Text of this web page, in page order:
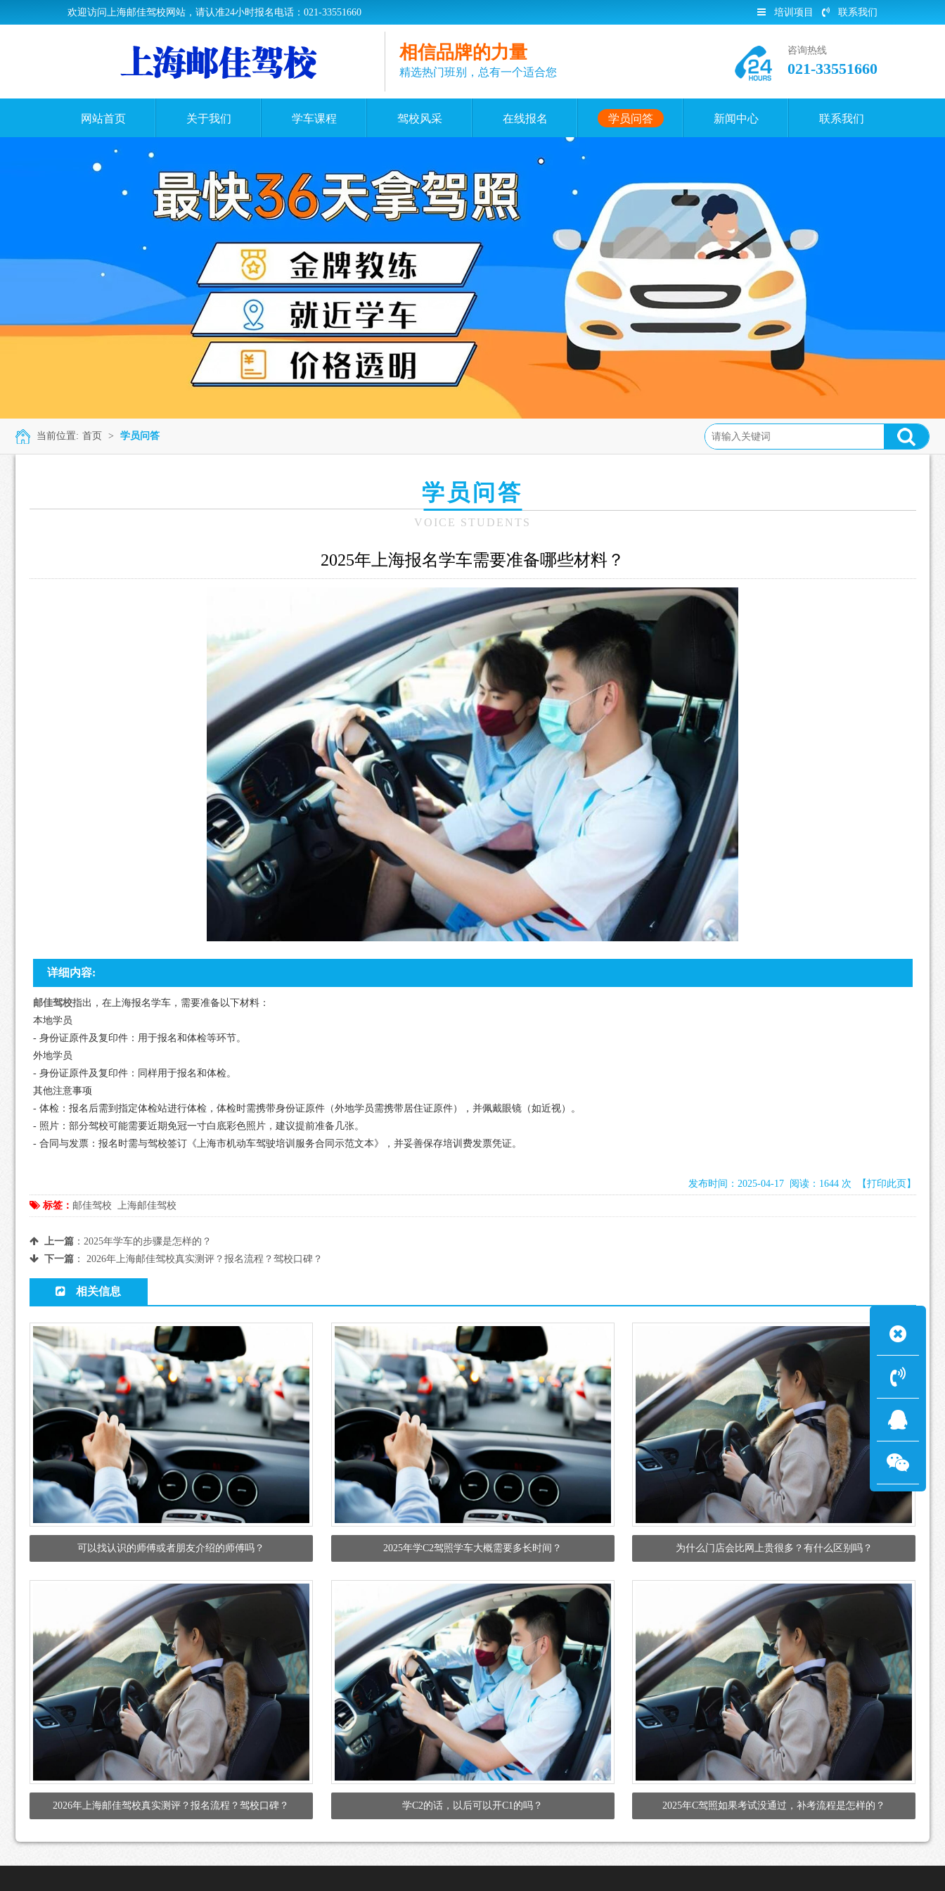
欢迎访问上海邮佳驾校网站，请认准24小时报名电话：021-33551660 培训项目 联系我们
相信品牌的力量
精选热门班别，总有一个适合您
咨询热线
021-33551660
网站首页 关于我们 学车课程 驾校风采 在线报名 学员问答 新闻中心 联系我们
当前位置: 首页 > 学员问答
学员问答
VOICE STUDENTS
2025年上海报名学车需要准备哪些材料？
详细内容:
邮佳驾校指出，在上海报名学车，需要准备以下材料：
本地学员
- 身份证原件及复印件：用于报名和体检等环节。
外地学员
- 身份证原件及复印件：同样用于报名和体检。
其他注意事项
- 体检：报名后需到指定体检站进行体检，体检时需携带身份证原件（外地学员需携带居住证原件），并佩戴眼镜（如近视）。
- 照片：部分驾校可能需要近期免冠一寸白底彩色照片，建议提前准备几张。
- 合同与发票：报名时需与驾校签订《上海市机动车驾驶培训服务合同示范文本》，并妥善保存培训费发票凭证。
发布时间：2025-04-17 阅读：1644 次 【打印此页】
标签： 邮佳驾校 上海邮佳驾校
上一篇： 2025年学车的步骤是怎样的？
下一篇： 2026年上海邮佳驾校真实测评？报名流程？驾校口碑？
相关信息
可以找认识的师傅或者朋友介绍的师傅吗？ 2025年学C2驾照学车大概需要多长时间？ 为什么门店会比网上贵很多？有什么区别吗？
2026年上海邮佳驾校真实测评？报名流程？驾校口碑？ 学C2的话，以后可以开C1的吗？ 2025年C驾照如果考试没通过，补考流程是怎样的？